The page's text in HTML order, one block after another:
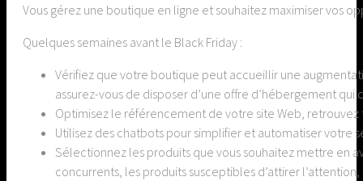
Vous gérez une boutique en ligne et souhaitez maximiser vos
Quelques semaines avant le Black Friday :
Vérifiez que votre boutique peut accueillir une
assurez-vous de disposer d’une offre d’hébergement
Optimisez le référencement de votre site Web, retrouvez
Utilisez des chatbots pour simplifier et automatiser
Sélectionnez les produits que vous souhaitez mettre en
concurrents, les produits susceptibles d’attirer